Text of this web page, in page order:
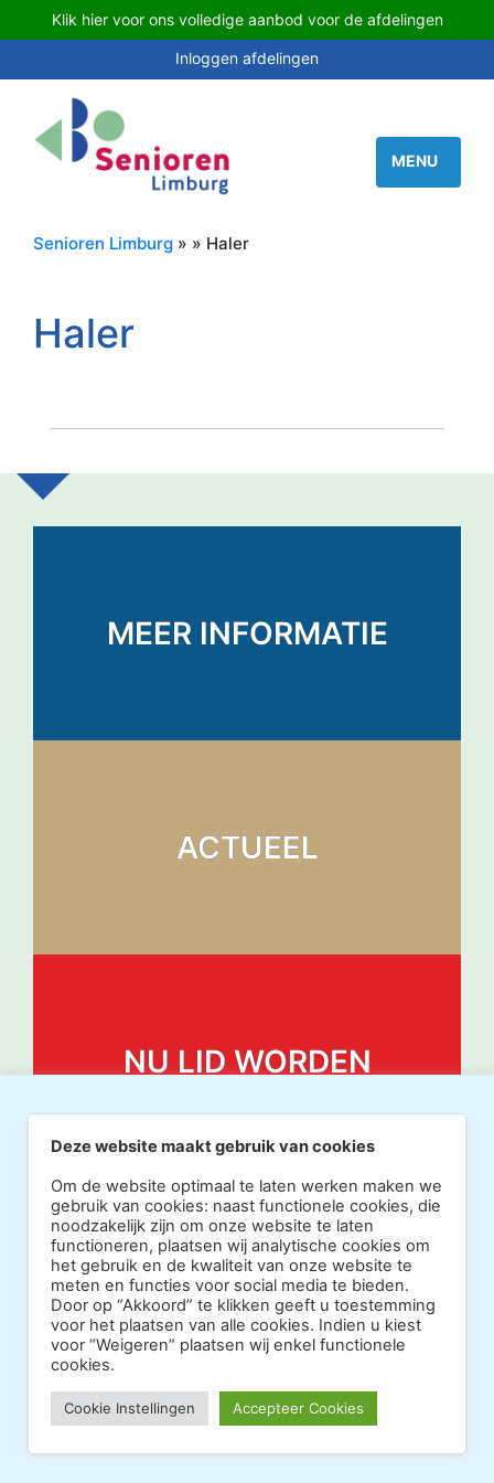
Klik hier voor ons volledige aanbod voor de afdelingen
Inloggen afdelingen
Senioren Limburg » » Haler
Haler
MEER INFORMATIE
ACTUEEL
NU LID WORDEN
Vormgeving Hoenenenvandooren
· ·
Deze website maakt gebruik van cookies
Om de website optimaal te laten werken maken we
gebruik van cookies: naast functionele cookies, die
noodzakelijk zijn om onze website te laten
functioneren, plaatsen wij analytische cookies om
het gebruik en de kwaliteit van onze website te
meten en functies voor social media te bieden.
Door op “Akkoord” te klikken geeft u toestemming
voor het plaatsen van alle cookies. Indien u kiest
voor “Weigeren” plaatsen wij enkel functionele
cookies.
Cookie Instellingen Accepteer Cookies